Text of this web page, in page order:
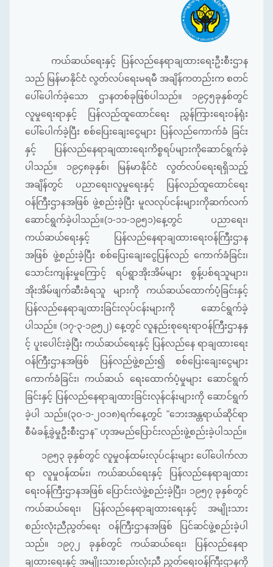
ကယ်ဆယ်ရေးနှင့် ပြန်လည်နေရာချထားရေးဦးစီးဌာန
သည် မြန်မာနိုင်ငံ လွတ်လပ်ရေးမရမီ အချိန်ကတည်းက စတင်
ပေါ်ပေါက်ခဲ့သော ဌာနတစ်ခုဖြစ်ပါသည်။ ၁၉၄၅ခုနှစ်တွင်
လူမှုရေးရာနှင့် ပြန်လည်ထူထောင်ရေး ညွှန်ကြားရေးဝန်ရုံး
ပေါ်‌ပေါက်ခဲ့ပြီး စစ်ပြေးချေးငွေများ ပြန်လည်ကောက်ခံ ခြင်း
နှင့် ပြန်လည်နေရာချထားရေးကိစ္စရပ်များကိုဆောင်ရွက်ခဲ့
ပါသည်။ ၁၉၄၈ခုနှစ်၊ မြန်မာနိုင်ငံ လွတ်လပ်ရေးရရှိသည့်
အချိန်တွင် ပညာရေး၊လူမှုရေးနှင့် ပြန်လည်ထူထောင်ရေး
ဝန်ကြီးဌာနအဖြစ် ဖွဲ့စည်းခဲ့ပြီး မူလလုပ်ငန်းများကိုဆက်လက်
ဆောင်ရွက်ခဲ့ပါသည်။(၁-၁၁-၁၉၅၁)နေ့တွင် ပညာရေး၊
ကယ်ဆယ်ရေးနှင့် ပြန်လည်နေရာချထားရေးဝန်ကြီးဌာန
အဖြစ် ဖွဲ့စည်းခဲ့ပြီး စစ်ပြေးချေးငွေပြန်လည် ကောက်ခံခြင်း၊
သောင်းကျန်းမှုကြောင့် ရပ်ရွာအိုးအိမ်များ စွန့်ပစ်ရသူများ၊
အိုးအိမ်ဖျက်ဆီးခံရသူ များကို ကယ်ဆယ်ထောက်ပံ့ခြင်းနှင့်
ပြန်လည်နေရာချထားခြင်းလုပ်ငန်းများကို ဆောင်ရွက်ခဲ့
ပါသည်။ (၁၇-၃-၁၉၅၂) နေ့တွင် လူနည်းစုရေးရာဝန်ကြီးဌာနနှ
င့် ပူးပေါင်းခဲ့ပြီး ကယ်ဆယ်ရေးနှင့် ပြန်လည်နေ ရာချထားရေး
ဝန်ကြီးဌာနအဖြစ် ပြန်လည်ဖွဲ့စည်း၍ စစ်ပြေးချေးငွေများ
ကောက်ခံခြင်း၊ ကယ်ဆယ် ရေးထောက်ပံ့မှုများ ဆောင်ရွက်
ခြင်းနှင့် ပြန်လည်နေရာချထားခြင်းလုန်ငန်းများကို ဆောင်ရွက်
ခဲ့ပါ သည်။(၃ဝ-၁-၂ဝ၁၈)ရက်နေ့တွင် "ဘေးအန္တရာယ်ဆိုင်ရာ
စီမံခန့်ခွဲမှုဦးစီးဌာန" ဟုအမည်ပြောင်းလည်းဖွဲ့စည်းခဲ့ပါသည်။
၁၉၅၃ ခုနှစ်တွင် လူမှုဝန်ထမ်းလုပ်ငန်းများ ပေါ်ပေါက်လာ
ရာ လူမှုဝန်ထမ်း၊ ကယ်ဆယ်ရေးနှင့် ပြန်လည်နေရာချထား
ရေးဝန်ကြီးဌာနအဖြစ် ပြောင်းလဲဖွဲ့စည်းခဲ့ပြီး၊ ၁၉၅၇ ခုနှစ်တွင်
ကယ်ဆယ်ရေး၊ ပြန်လည်နေရာချထားရေးနှင့် အမျိုးသား
စည်းလုံးညီညွတ်ရေး ဝန်ကြီးဌာနအဖြစ် ပြင်ဆင်ဖွဲ့စည်းခဲ့ပါ
သည်။ ၁၉၇၂ ခုနှစ်တွင် ကယ်ဆယ်ရေး၊ ပြန်လည်နေရာ
ချထားရေးနှင့် အမျိုးသားစည်းလုံးညီ ညွတ်ရေးဝန်ကြီးဌာနကို